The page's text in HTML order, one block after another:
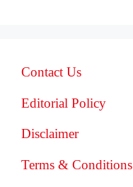
Contact Us
Editorial Policy
Disclaimer
Terms & Conditions